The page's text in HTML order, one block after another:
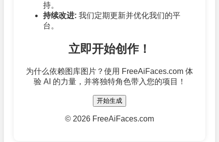
持。
持续改进: 我们定期更新并优化我们的平
台。
立即开始创作！
为什么依赖图库图片？使用 FreeAiFaces.com 体
验 AI 的力量，并将独特角色带入您的项目！
开始生成
© 2026 FreeAiFaces.com